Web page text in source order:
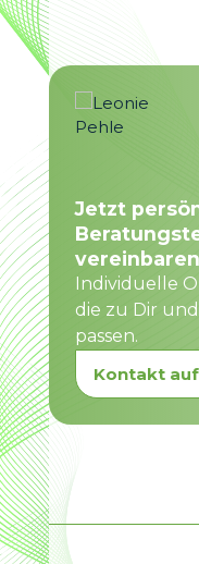
Jetzt
vereinbaren
Individuelle
die zu Dir
passen.
Kontakt